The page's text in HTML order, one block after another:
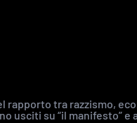
rapporto tra razzismo,
usciti su “il manifesto”